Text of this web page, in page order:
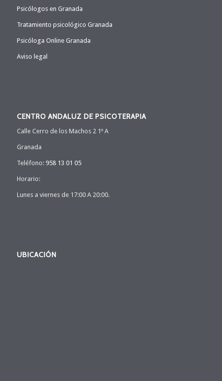
Psicólogos en Granada
Tratamiento psicológico Granada
Psicóloga Online Granada
Aviso legal
CENTRO ANDALUZ DE PSICOTERAPIA
Calle Cerro de los Machos 2 1º A
Granada
Teléfono: 958 13 01 05
Horario:
Lunes a viernes de 17:00 A 20:00.
UBICACIÓN